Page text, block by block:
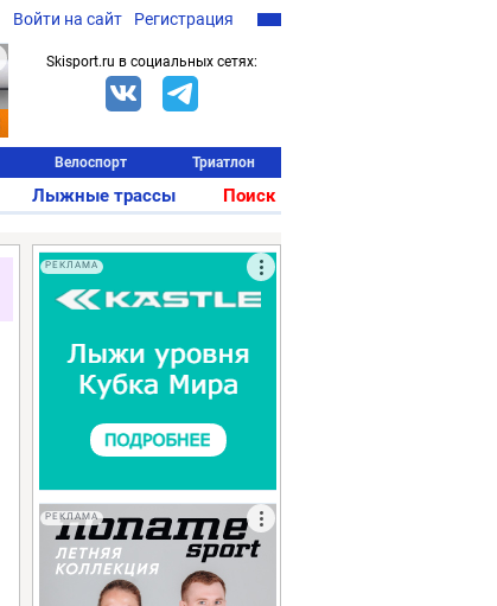
Войти на сайт Регистрация
Skisport.ru в социальных сетях:
Велоспорт Триатлон
Лыжные трассы Поиск
РЕКЛАМА
РЕКЛАМА